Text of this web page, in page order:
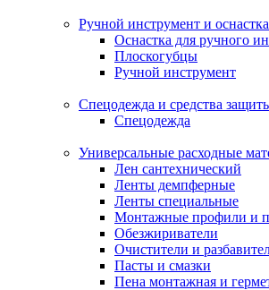
Ручной инструмент и оснастка
Оснастка для ручного
Плоскогубцы
Ручной инструмент
Спецодежда и средства
Спецодежда
Универсальные расходные
Лен сантехнический
Ленты демпферные
Ленты специальные
Монтажные профили и
Обезжириватели
Очистители и
Пасты и смазки
Пена монтажная и